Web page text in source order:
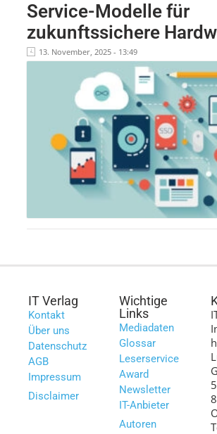
Service-Modelle für
zukunftssichere
13. November, 2025 - 13:49
IT Verlag
Kontakt
Über uns
Datenschutz
AGB
Impressum
Disclaimer
Wichtige
Links
Mediadaten
Glossar
Leserservice
Award
Newsletter
IT-Anbieter
Autoren